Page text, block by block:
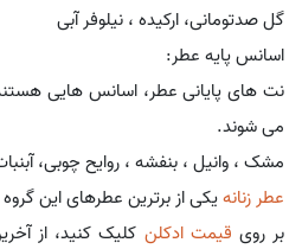
گل صدتومانی، ارکیده ، نیلوفر آبی
اسانس پایه عطر:
نت های پایانی عطر، اسانس هایی هستند
می شوند.
مشک ، وانیل ، بنفشه ، روایح چوبی،
عطر زنانهیکی از برترین عطرهای این
بر روی قیمت ادکلن کلیک کنید، از